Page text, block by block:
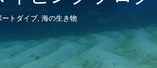
ートダイブ, 海の生き物